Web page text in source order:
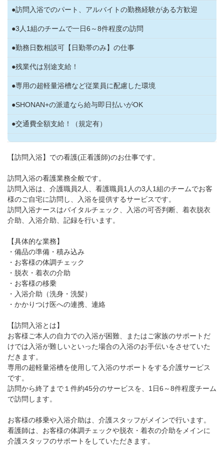
●訪問入浴でのパート、アルバイトの勤務経験がある方歓迎
●3人1組のチームで一日6～8件程度の訪問
●勤務日数相談可【日勤帯のみ】の仕事
●残業代は別途支給！
●専用の超軽量浴槽など従業員に配慮した環境
●SHONAN+の派遣なら給与即日払いがOK
●交通費全額支給！（規定有）
【訪問入浴】での看護(正看護師)のお仕事です。
訪問入浴の看護業務全般です。
訪問入浴は、介護職員2人、看護職員1人の3人1組のチームでお客
様のご自宅に訪問し、入浴を提供するサービスです。
訪問入浴ナースはバイタルチェック、入浴の可否判断、着衣脱衣
介助、入浴介助、記録を行います。
【具体的な業務】
・備品の準備・積み込み
・お客様の体調チェック
・脱衣・着衣の介助
・お客様の移乗
・入浴介助（洗身・洗髪）
・かかりつけ医への連携、連絡
【訪問入浴とは】
お客様ご本人の自力での入浴が困難、またはご家族のサポートだ
けでは入浴が難しいといった場合の入浴のお手伝いをさせていた
だきます。
専用の超軽量浴槽を使用して入浴のサポートをする介護サービス
です。
訪問から終了まで１件約45分のサービスを、1日6～8件程度チーム
で訪問します。
お客様の移乗や入浴介助は、介護スタッフがメインで行います。
看護師は、お客様の体調チェックや脱衣・着衣の介助をメインに
介護スタッフのサポートをしていただきます。